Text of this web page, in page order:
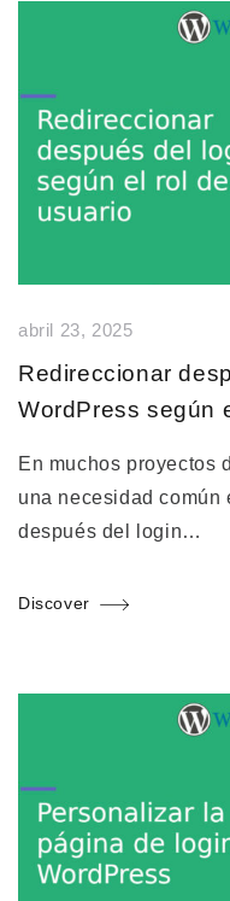
abril 23, 2025
Redireccionar
WordPress según
En muchos proyectos
una necesidad
después del login…
Discover